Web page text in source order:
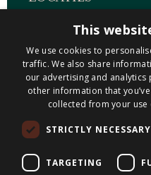
Maastricht-Airport
Geleen
Gulpen
Roermond
Sittard
Holtum
This
We use cookies to
traffic. We also share
our advertising and
other information that
collected from your use
STRICTLY NECESSARY
TARGETING